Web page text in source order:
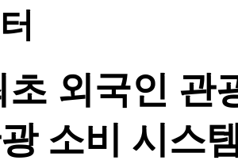
초 외국인 관
소비 시스